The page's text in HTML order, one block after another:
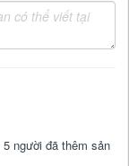
5 người đã thêm sản